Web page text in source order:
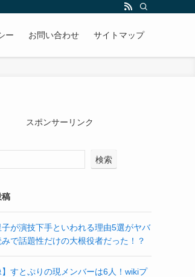
ー お問い合わせ サイトマップ
スポンサーリンク
検索
稿
が演技下手といわれる理由5選がヤバ
で話題性だけの大根役者だった！？
】すとぷりの現メンバーは6人！wikiプ